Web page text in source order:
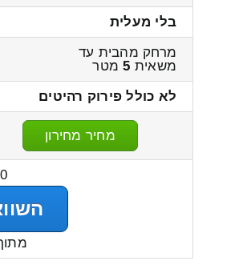
בלי מעלית
מרחק מהבית עד
משאית 5מטר
לא כולל פירוק רהיטים
מחיר מחירון
₪
מתוך 3 חברות